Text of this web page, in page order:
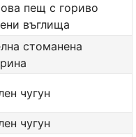
пещ с гориво
въглища
стоманена
чугун
чугун